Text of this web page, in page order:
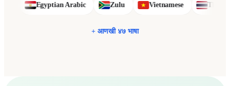
Sinhala Egyptian Arabic Zulu Vietnamese
+ आणखी ४७ भाषा